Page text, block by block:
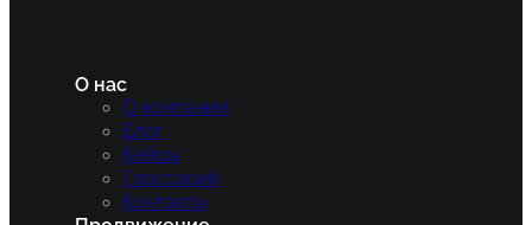
О нас
О компании
Блог
Кейсы
Глоссарий
Контакты